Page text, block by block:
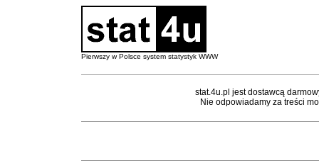
Pierwszy w Polsce system statystyk WWW
stat.4u.pl jest dostawcą
Nie odpowiadamy za treści